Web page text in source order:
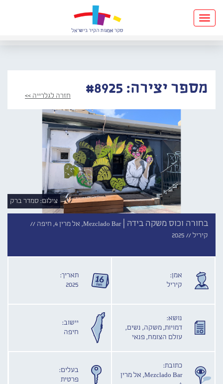
Toggle
navigation
מספר יצירה: #8925 חזרה לגלרייה >>
צילום: סמדר ברק
בחורה וכוס משקה בידהּ |Mezclado Bar, אל מרין 4, חיפה //
קיריל // 2025
אמן:
קיריל
תאריך:
2025
נושא:
דמויות, משקה, נשים,
עולם הצומח, פנאי
יישוב:
חיפה
כתובת:
Mezclado Bar, אל מרין
בעלים:
פרטית